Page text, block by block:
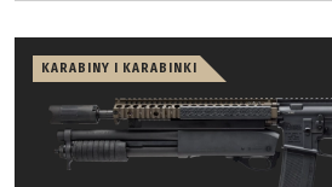
KARABINY I KARABINKI